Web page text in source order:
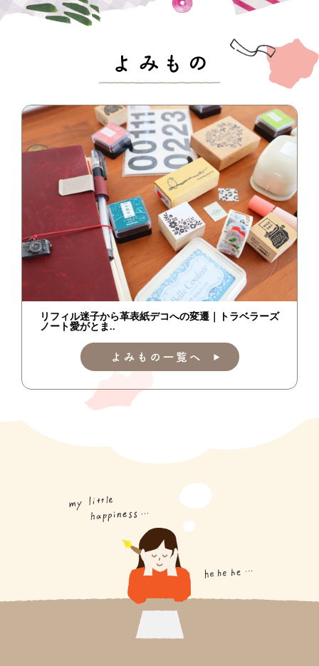
リフィル迷子から革表紙デコへの変遷｜トラベラーズ
ノート愛がとま..